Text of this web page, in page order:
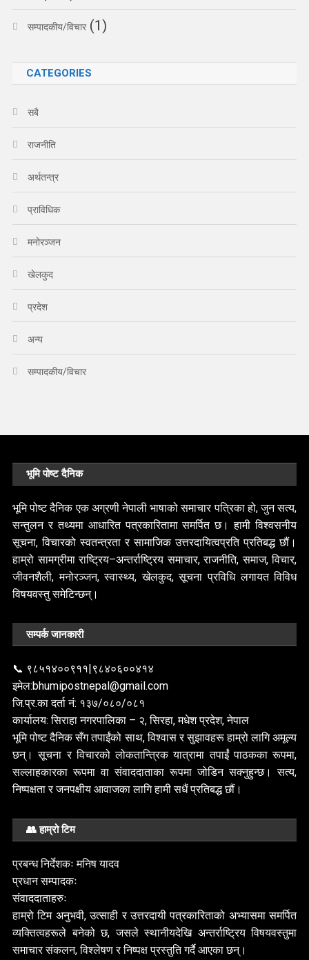
सम्पादकीय/विचार(1)
CATEGORIES
सबै
राजनीति
अर्थतन्त्र
प्राविधिक
मनोरञ्जन
खेलकुद
प्रदेश
अन्य
सम्पादकीय/विचार
भूमि पोष्ट दैनिक
भूमि पोष्ट दैनिक एक अग्रणी नेपाली भाषाको समाचार पत्रिका हो, जुन सत्य,
सन्तुलन र तथ्यमा आधारित पत्रकारितामा समर्पित छ। हामी विश्वसनीय
सूचना, विचारको स्वतन्त्रता र सामाजिक उत्तरदायित्वप्रति प्रतिबद्ध छौं।
हाम्रो सामग्रीमा राष्ट्रिय–अन्तर्राष्ट्रिय समाचार, राजनीति, समाज, विचार,
जीवनशैली, मनोरञ्जन, स्वास्थ्य, खेलकुद, सूचना प्रविधि लगायत विविध
विषयवस्तु समेटिन्छन्।
सम्पर्क जानकारी
📞 ९८५१४००९११|९८४०६००४१४
इमेल:bhumipostnepal@gmail.com
जि.प्र.का दर्ता नं: १३७/०८०/०८१
कार्यालय: सिराहा नगरपालिका – २, सिरहा, मधेश प्रदेश, नेपाल
भूमि पोष्ट दैनिक सँग तपाईंको साथ, विश्वास र सुझावहरू हाम्रो लागि अमूल्य
छन्। सूचना र विचारको लोकतान्त्रिक यात्रामा तपाईं पाठकका रूपमा,
सल्लाहकारका रूपमा वा संवाददाताका रूपमा जोडिन सक्नुहुन्छ। सत्य,
निष्पक्षता र जनपक्षीय आवाजका लागि हामी सधैं प्रतिबद्ध छौं।
👥 हाम्रो टिम
प्रबन्ध निर्देशकः मनिष यादव
प्रधान सम्पादकः
संवाददाताहरुः
हाम्रो टिम अनुभवी, उत्साही र उत्तरदायी पत्रकारिताको अभ्यासमा समर्पित
व्यक्तित्वहरूले बनेको छ, जसले स्थानीयदेखि अन्तर्राष्ट्रिय विषयवस्तुमा
समाचार संकलन, विश्लेषण र निष्पक्ष प्रस्तुति गर्दै आएका छन्।
फेरि सञ्चालनको तयारी
डोल्पामा
मृत्यु